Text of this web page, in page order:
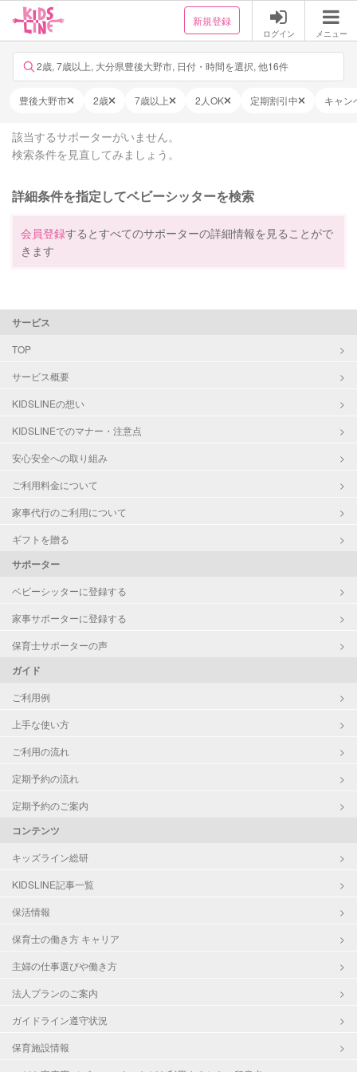
新規登録
ログイン メニュー
2歳, 7歳以上, 大分県豊後大野市, 日付・時間を選択, 他16件
豊後大野市 2歳 7歳以上 2人OK 定期割引中 キャン
該当するサポーターがいません。
検索条件を見直してみましょう。
詳細条件を指定してベビーシッターを検索
会員登録するとすべてのサポーターの詳細情報を見ることがで
きます
サービス
TOP
サービス概要
KIDSLINEの想い
KIDSLINEでのマナー・注意点
安心安全への取り組み
ご利用料金について
家事代行のご利用について
ギフトを贈る
サポーター
ベビーシッターに登録する
家事サポーターに登録する
保育士サポーターの声
ガイド
ご利用例
上手な使い方
ご利用の流れ
定期予約の流れ
定期予約のご案内
コンテンツ
キッズライン総研
KIDSLINE記事一覧
保活情報
保育士の働き方 キャリア
主婦の仕事選びや働き方
法人プランのご案内
ガイドライン遵守状況
保育施設情報